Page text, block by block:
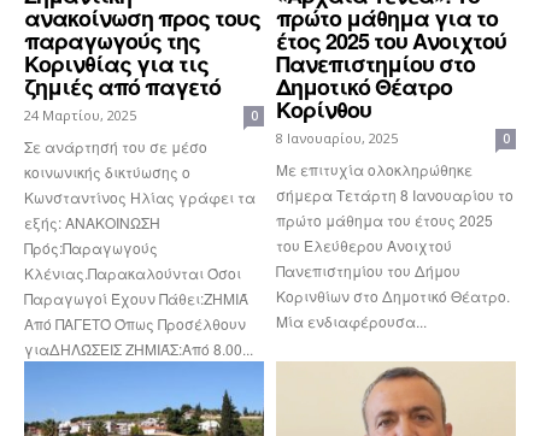
ανακοίνωση προς τους
παραγωγούς της
Κορινθίας για τις
ζημιές από παγετό
24 Μαρτίου, 2025 0
Σε ανάρτησή του σε μέσο
κοινωνικής δικτύωσης ο
Κωνσταντίνος Ηλίας γράφει τα
εξής: ΑΝΑΚΟΙΝΩΣΗ
Πρός:Παραγωγούς
Κλένιας.Παρακαλούνται Όσοι
Παραγωγοί Έχουν Πάθει:ΖΗΜΙΆ
Από ΠΑΓΕΤΌ Όπως Προσέλθουν
γιαΔΗΛΏΣΕΙΣ ΖΗΜΙΆΣ:Από 8.00...
πρώτο μάθημα για το
έτος 2025 του Ανοιχτού
Πανεπιστημίου στο
Δημοτικό Θέατρο
Κορίνθου
8 Ιανουαρίου, 2025 0
Με επιτυχία ολοκληρώθηκε
σήμερα Τετάρτη 8 Ιανουαρίου το
πρώτο μάθημα του έτους 2025
του Ελεύθερου Ανοιχτού
Πανεπιστημίου του Δήμου
Κορινθίων στο Δημοτικό Θέατρο.
Μία ενδιαφέρουσα...